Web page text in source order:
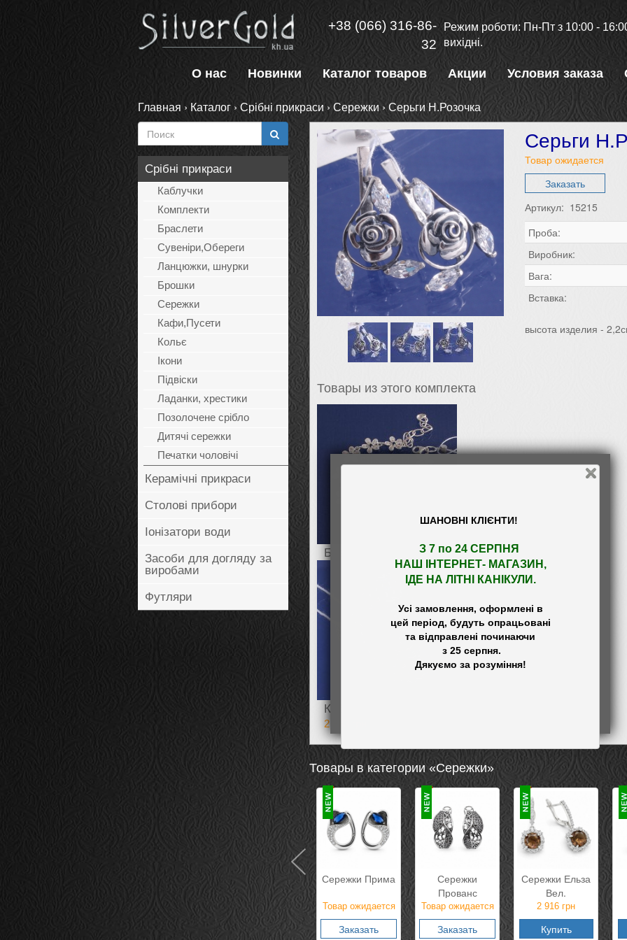
ШАНОВНІ КЛІЄНТИ!
З 7 по 24 СЕРПНЯ
НАШ
ІНТЕРНЕТ- МАГАЗИН ,
ІДЕ НА ЛІТНІ КАНІКУЛИ.
Усі замовлення, оформлені в
цей період, будуть опрацьовані
та відправлені починаючи
+38 (066) 316-86-
32
Режим роботи: Пн-Пт з 10:00 -
вихідні.
О нас Новинки Каталог товаров Акции Условия заказа
Главная › Каталог › Срібні прикраси ›Сережки›Серьги Н.Розочка
Срібні прикраси
Каблучки
Комплекти
Браслети
Сувеніри,Обереги
Ланцюжки, шнурки
Брошки
Сережки
Кафи,Пусети
Кольє
Ікони
Підвіски
Ладанки, хрестики
Позолочене срібло
Дитячі сережки
Печатки чоловічі
Керамічні прикраси
Столові прибори
Іонізатори води
Засоби для догляду за
виробами
Футляри
Товары из этого комплекта
Браслет Сирень
Каблучка Ренесанс
2 383
Серьги
Товар ожидается
Заказать
Артикул: 15215
Проба:
Виробник:
Вага:
Вставка:
высота изделия -
Товары в категории «Сережки»
Сережки Феліче
Товар ожидается
Заказать
Сережки Прима
Товар ожидается
Заказать
Сережки
Прованс
Товар ожидается
Заказать
Сережки Ельза
Вел.
2 916 грн
Купить